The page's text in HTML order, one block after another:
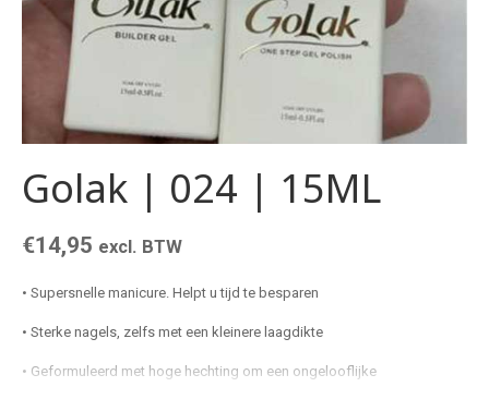
Golak | 024 | 15ML
€14,95 excl. BTW
• Supersnelle manicure. Helpt u tijd te besparen
• Sterke nagels, zelfs met een kleinere laagdikte
• Geformuleerd met hoge hechting om een ​​ongelooflijke